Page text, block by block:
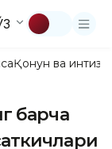
Қонун ва
барча